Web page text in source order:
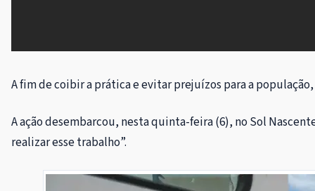
A fim de coibir a prática e evitar prejuízos para a
A ação desembarcou, nesta quinta-feira (6), no Sol
realizar esse trabalho”.